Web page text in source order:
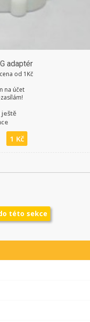
adaptér
od 1Kč
na účet
1 Kč
této sekce